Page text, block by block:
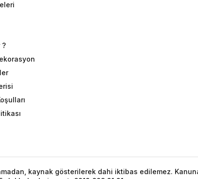
?
kaynak gösterilerek dahi iktibas edilemez.